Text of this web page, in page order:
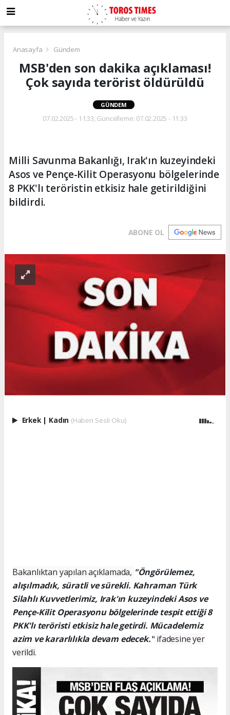
Anasayfa Gündem
MSB'den son dakika açıklaması!
Çok sayıda terörist öldürüldü
GÜNDEM
07.02.2025 - 11:33, Güncelleme: 07.02.2025 - 11:33
Milli Savunma Bakanlığı, Irak'ın kuzeyindeki
Asos ve Pençe-Kilit Operasyonu bölgelerinde
8 PKK'lı teröristin etkisiz hale getirildiğini
bildirdi.
ABONE OL
Erkek | Kadın (Haberi Sesli Oku)
Bakanlıktan yapılan açıklamada, "Öngörülemez,
alışılmadık, süratli ve sürekli. Kahraman Türk
Silahlı Kuvvetlerimiz, Irak'ın kuzeyindeki Asos ve
Pençe-Kilit Operasyonu bölgelerinde tespit ettiği 8
PKK'lı teröristi etkisiz hale getirdi. Mücadelemiz
azim ve kararlılıkla devam edecek." ifadesine yer
verildi.